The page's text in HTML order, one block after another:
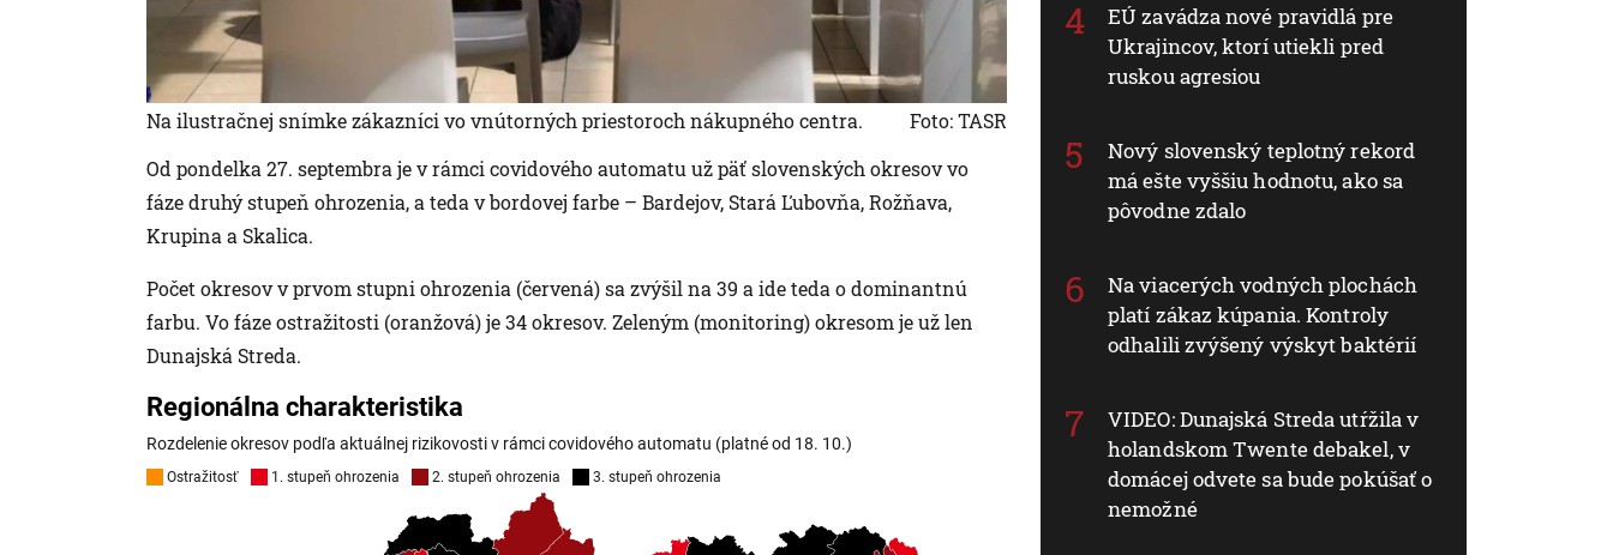
Na ilustračnej snímke zákazníci vo vnútorných priestoroch nákupného centra.
Foto: TASR
Od pondelka 27. septembra je v rámci covidového automatu už päť slovenských okresov vo
fáze druhý stupeň ohrozenia, a teda v bordovej farbe – Bardejov, Stará Ľubovňa, Rožňava,
Krupina a Skalica.
Počet okresov v prvom stupni ohrozenia (červená) sa zvýšil na 39 a ide teda o dominantnú
farbu. Vo fáze ostražitosti (oranžová) je 34 okresov. Zeleným (monitoring) okresom je už len
Dunajská Streda.
EÚ zavádza nové pravidlá pre
Ukrajincov, ktorí utiekli pred
ruskou agresiou
Nový slovenský teplotný rekord
má ešte vyššiu hodnotu, ako sa
pôvodne zdalo
Na viacerých vodných plochách
platí zákaz kúpania. Kontroly
odhalili zvýšený výskyt baktérií
VIDEO: Dunajská Streda utŕžila v
holandskom Twente debakel, v
domácej odvete sa bude pokúšať o
nemožné